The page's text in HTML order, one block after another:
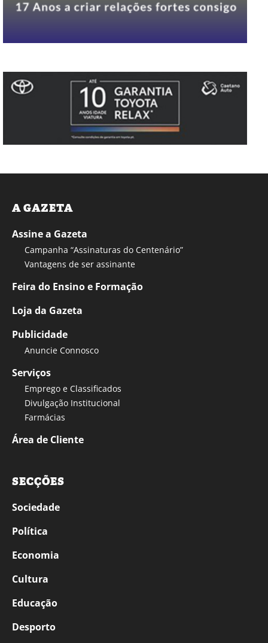
A GAZETA
Assine a Gazeta
Campanha “Assinaturas do Centenário”
Vantagens de ser assinante
Feira do Ensino e Formação
Loja da Gazeta
Publicidade
Anuncie Connosco
Serviços
Emprego e Classificados
Divulgação Institucional
Farmácias
Área de Cliente
SECÇÕES
Sociedade
Política
Economia
Cultura
Educação
Desporto